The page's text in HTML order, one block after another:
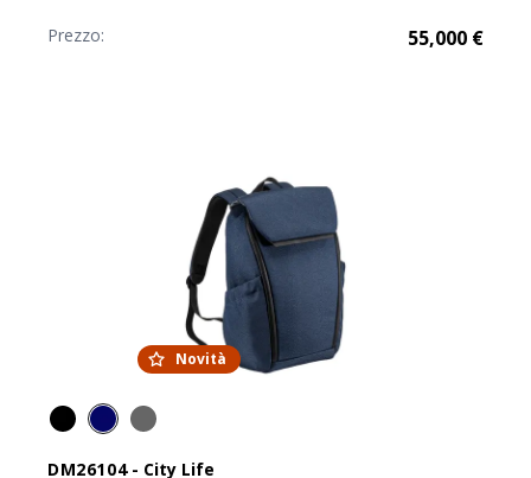
Prezzo: 55,000 €
Novità
DM26104- City Life